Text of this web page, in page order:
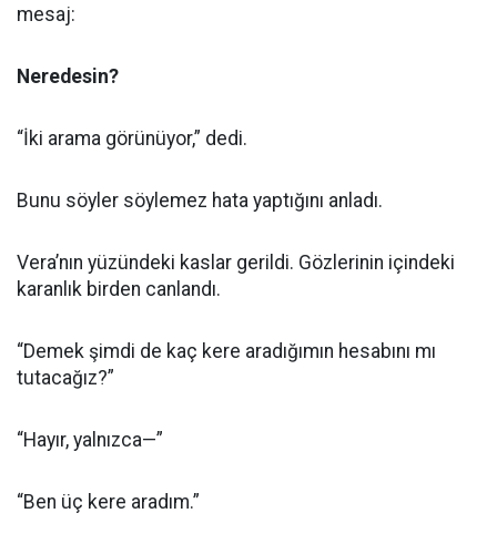
mesaj:
Neredesin?
“İki arama görünüyor,” dedi.
Bunu söyler söylemez hata yaptığını anladı.
Vera’nın yüzündeki kaslar gerildi. Gözlerinin içindeki
karanlık birden canlandı.
“Demek şimdi de kaç kere aradığımın hesabını mı
tutacağız?”
“Hayır, yalnızca—”
“Ben üç kere aradım.”